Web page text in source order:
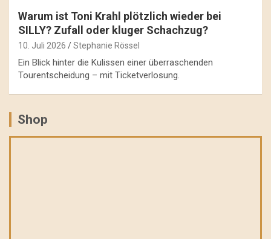
Warum ist Toni Krahl plötzlich wieder bei
SILLY? Zufall oder kluger Schachzug?
10. Juli 2026 Stephanie Rössel
Ein Blick hinter die Kulissen einer überraschenden
Tourentscheidung – mit Ticketverlosung.
Shop